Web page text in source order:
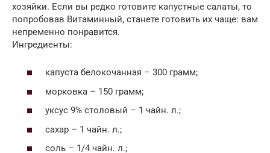
хозяйки. Если вы редко готовите капустные салаты, то
попробовав Витаминный, станете готовить их чаще: вам
непременно понравится.
Ингредиенты:
капуста белокочанная – 300 грамм;
морковка – 150 грамм;
уксус 9% столовый – 1 чайн. л.;
сахар – 1 чайн. л.;
соль – 1/4 чайн. л.;